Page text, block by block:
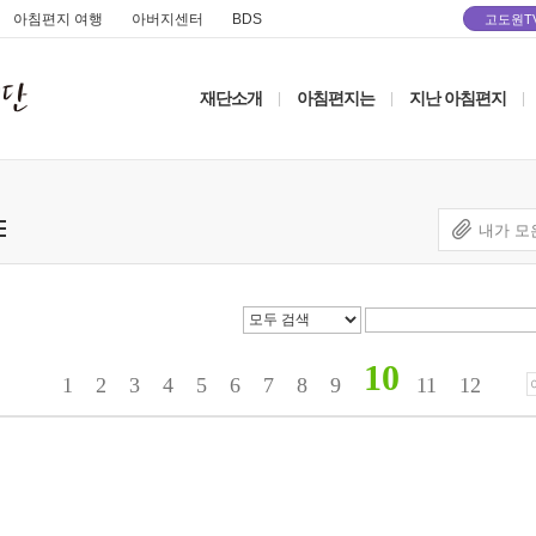
아침편지 여행 아버지센터 BDS 고도원
재단소개 아침편지는 지난 아침편지
내가 모
1 2 3 4 5 6 7 8 9 10 11 12